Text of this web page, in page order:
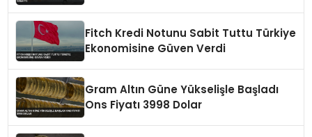
Fitch Kredi Notunu Sabit Tuttu Türkiye
Ekonomisine Güven Verdi
Gram Altın Güne Yükselişle Başladı
Ons Fiyatı 3998 Dolar